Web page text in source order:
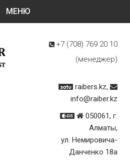
+7 (708) 769 20 10
(менеджер)
raibers.kz,
info@raiber.kz
050061, г.
Алматы,
ул. Немировича-
Данченко 18а